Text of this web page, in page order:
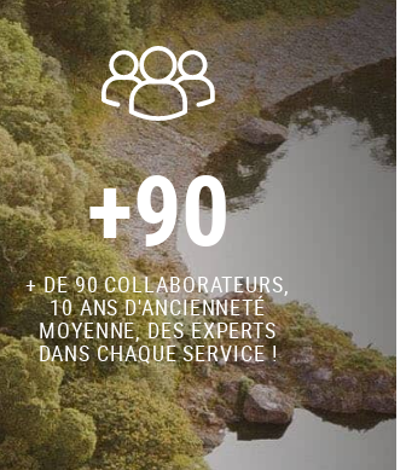
+90
+ DE 90 COLLABORATEURS,
10 ANS D'ANCIENNETÉ
MOYENNE, DES EXPERTS
DANS CHAQUE SERVICE !